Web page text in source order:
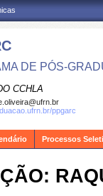
DE PÓS-
CCHLA
ppgarc
Processos